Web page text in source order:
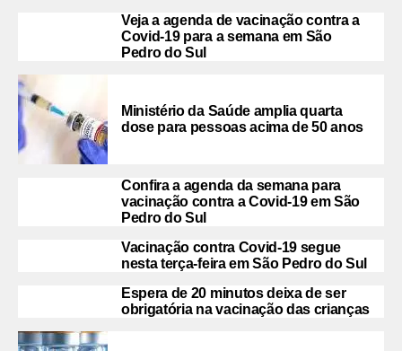
Veja a agenda de vacinação contra a
Covid-19 para a semana em São
Pedro do Sul
Ministério da Saúde amplia quarta
dose para pessoas acima de 50 anos
Confira a agenda da semana para
vacinação contra a Covid-19 em São
Pedro do Sul
Vacinação contra Covid-19 segue
nesta terça-feira em São Pedro do Sul
Espera de 20 minutos deixa de ser
obrigatória na vacinação das crianças